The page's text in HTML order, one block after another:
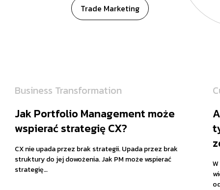
Trade Marketing
Business Transformation
Jak Portfolio Management może
wspierać strategię CX?
CX nie upada przez brak strategii. Upada przez brak
struktury do jej dowożenia. Jak PM może wspierać
strategię…